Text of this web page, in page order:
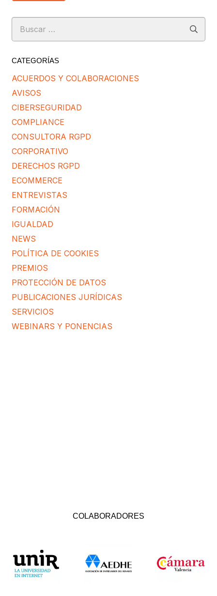
Buscar:
CATEGORÍAS
ACUERDOS Y COLABORACIONES
AVISOS
CIBERSEGURIDAD
COMPLIANCE
CONSULTORA RGPD
CORPORATIVO
DERECHOS RGPD
ECOMMERCE
ENTREVISTAS
FORMACIÓN
IGUALDAD
NEWS
POLÍTICA DE COOKIES
PREMIOS
PROTECCIÓN DE DATOS
PUBLICACIONES JURÍDICAS
SERVICIOS
WEBINARS Y PONENCIAS
COLABORADORES